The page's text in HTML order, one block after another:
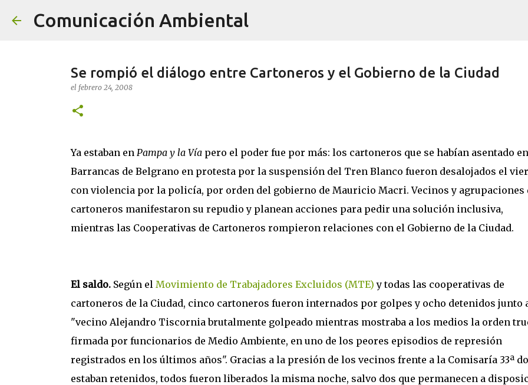
Comunicación Ambiental
Se rompió el diálogo entre Cartoneros y el Gobierno de la Ciudad
el febrero 24, 2008
Ya estaban en Pampa y la Vía pero el poder fue por más: los cartoneros que se habían asentado en
Barrancas de Belgrano en protesta por la suspensión del Tren Blanco fueron desalojados el
con violencia por la policía, por orden del gobierno de Mauricio Macri. Vecinos y agrupaciones
cartoneros manifestaron su repudio y planean acciones para pedir una solución inclusiva,
mientras las Cooperativas de Cartoneros rompieron relaciones con el Gobierno de la Ciudad.
El saldo.Según el Movimiento de Trabajadores Excluidos (MTE) y todas las cooperativas de
cartoneros de la Ciudad, cinco cartoneros fueron internados por golpes y ocho detenidos junto
"vecino Alejandro Tiscornia brutalmente golpeado mientras mostraba a los medios la orden
firmada por funcionarios de Medio Ambiente, en uno de los peores episodios de represión
registrados en los últimos años". Gracias a la presión de los vecinos frente a la Comisaría 33ª
estaban retenidos, todos fueron liberados la misma noche, salvo dos que permanecen a